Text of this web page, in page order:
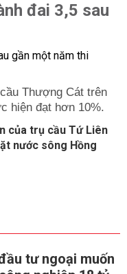
đai 3,5 sau
Thượng Cát trên
hiện đạt hơn 10%.
của trụ cầu Tứ Liên
nước sông Hồng
tư ngoại muốn